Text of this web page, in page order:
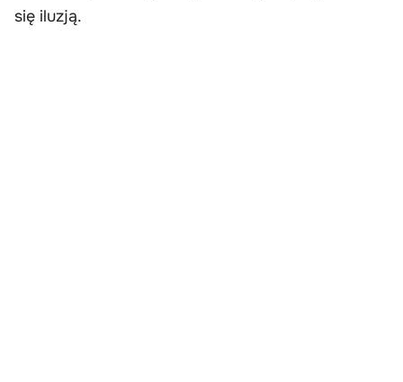
się iluzją.